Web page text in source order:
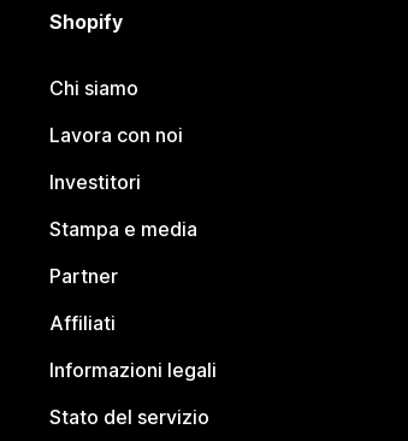
Shopify
Chi siamo
Lavora con noi
Investitori
Stampa e media
Partner
Affiliati
Informazioni legali
Stato del servizio